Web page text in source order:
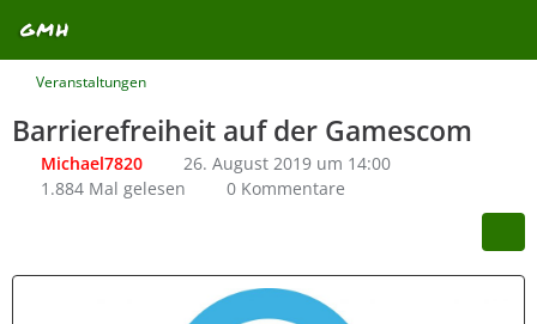
Veranstaltungen
Barrierefreiheit auf der Gamescom
Michael7820
26. August 2019 um 14:00
1.884 Mal gelesen
0 Kommentare